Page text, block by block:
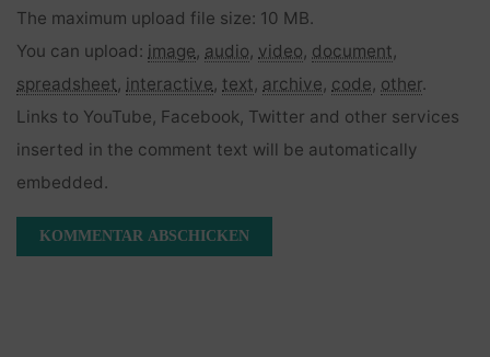
The maximum upload file size: 10 MB.
You can upload: image, audio, video, document,
spreadsheet, interactive, text, archive, code, other.
Links to YouTube, Facebook, Twitter and other services
inserted in the comment text will be automatically
embedded.